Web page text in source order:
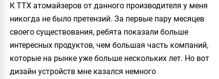
К ТТХ атомайзеров от данного производителя у меня
никогда не было претензий. За первые пару месяцев
своего существования, ребята показали больше
интересных продуктов, чем большая часть компаний,
которые на рынке уже больше нескольких лет. Но вот
дизайн устройств мне казался немного